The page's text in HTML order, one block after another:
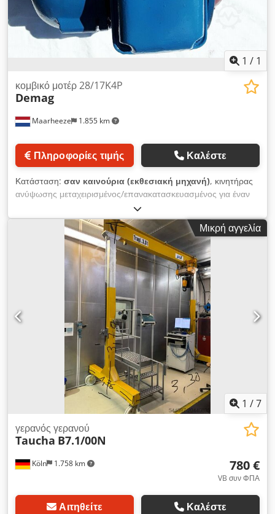
1 / 1
Maarheeze 1.855 km
κομβικό μοτέρ 28/17K4P
Demag
Πληροφορίες τιμής Καλέστε
Κατάσταση: σαν καινούρια (εκθεσιακή μηχανή), κινητήρας
ανύψωσης μεταχειρισμένος/επανακατασκευασμένος για έναν
ανελκυστήρα της Demag P Chjdpeh Uqccefx Adkea
ΠΡΟΣΟΧΗ! Έχουμε περισσότερα από 15.000 ανταλλακτικά
Demag σε απόθεμα Μπορείτε να βρείτε περισσότερες
πληροφορίες στον ιστότοπό μας ή σε άλλες διαφημίσεις.
Μικρή αγγελία
1 /7
Köln 1.758 km
γερανός γερανού
Taucha B7.1/00N
780 €
VB συν ΦΠΑ
Αιτηθείτε Καλέστε